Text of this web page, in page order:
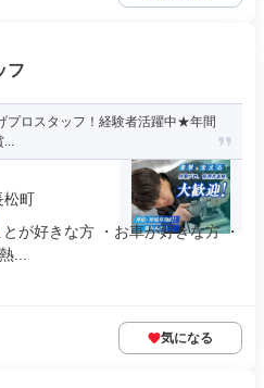
フ
プロスタッフ！経験者活躍中★年間
...
松町
が好きな方 ・お車が好きな方 ・
...
気になる